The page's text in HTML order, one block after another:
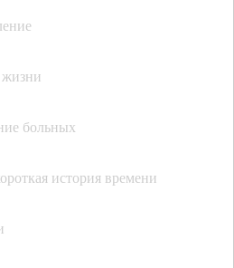
больных
история времени